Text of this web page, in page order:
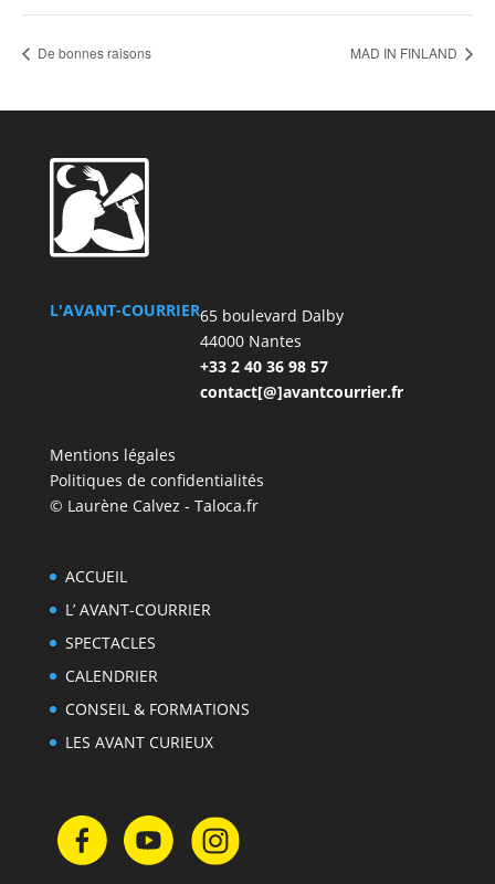
De bonnes raisons MAD IN FINLAND
L'AVANT-COURRIER65 boulevard Dalby
44000 Nantes
+33 2 40 36 98 57
contact[@]avantcourrier.fr
Mentions légales
Politiques de confidentialités
© Laurène Calvez - Taloca.fr
ACCUEIL
L’ AVANT-COURRIER
SPECTACLES
CALENDRIER
CONSEIL & FORMATIONS
LES AVANT CURIEUX